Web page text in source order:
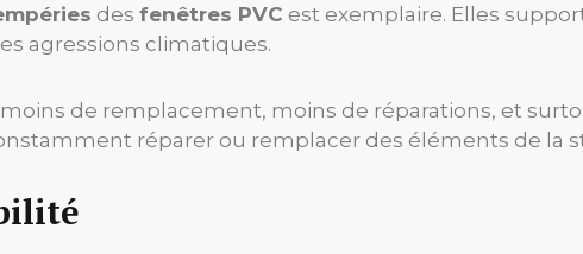
des fenêtres PVC est exemplaire. Elles
agressions climatiques.
de remplacement, moins de réparations, et
réparer ou remplacer des éléments de la